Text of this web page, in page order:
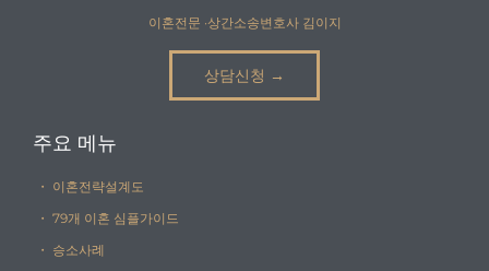
이혼전문 ·상간소송변호사 김이지
상담신청 →
주요 메뉴
・ 이혼전략설계도
・ 79개 이혼 심플가이드
・ 승소사례